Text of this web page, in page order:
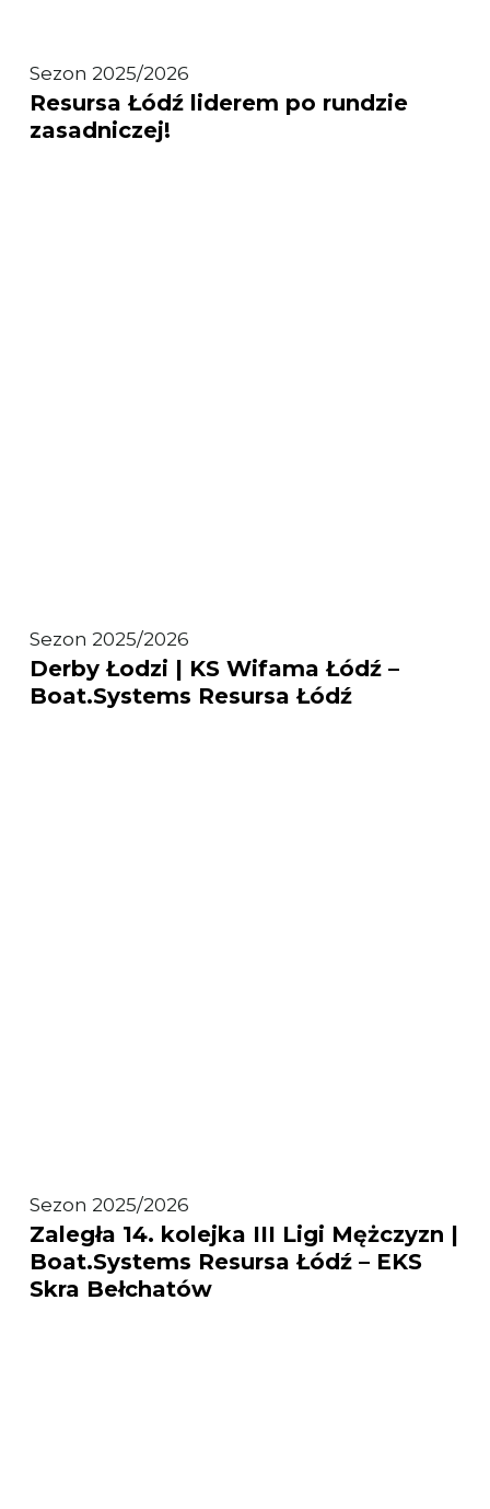
Resursa
Łódź
liderem
Sezon 2025/2026
Resursa Łódź liderem po rundzie
zasadniczej!
Derby
Łodzi
|
Sezon 2025/2026
Derby Łodzi | KS Wifama Łódź –
Boat.Systems Resursa Łódź
Zaległa
14.
kolejka
III
Sezon 2025/2026
Zaległa 14. kolejka III Ligi Mężczyzn |
Boat.Systems Resursa Łódź – EKS
Skra Bełchatów